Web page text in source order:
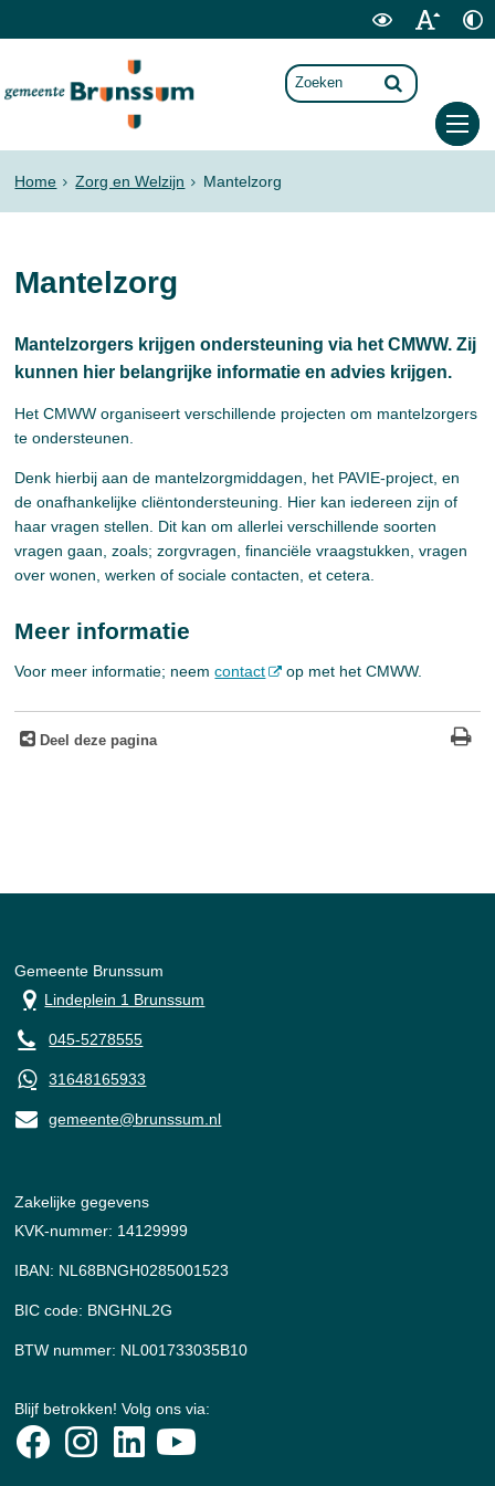
Home Zorg en Welzijn Mantelzorg
Mantelzorg
Mantelzorgers krijgen ondersteuning via het CMWW. Zij
kunnen hier belangrijke informatie en advies krijgen.
Het CMWW organiseert verschillende projecten om mantelzorgers
te ondersteunen.
Denk hierbij aan de mantelzorgmiddagen, het PAVIE-project, en
de onafhankelijke cliëntondersteuning. Hier kan iedereen zijn of
haar vragen stellen. Dit kan om allerlei verschillende soorten
vragen gaan, zoals; zorgvragen, financiële vraagstukken, vragen
over wonen, werken of sociale contacten, et cetera.
Meer informatie
Voor meer informatie; neemcontact op met het CMWW.
Deel deze pagina
Gemeente Brunssum
Lindeplein 1 Brunssum
045-5278555
31648165933
gemeente@brunssum.nl
Zakelijke gegevens
KVK-nummer: 14129999
IBAN: NL68BNGH0285001523
BIC code: BNGHNL2G
BTW nummer: NL001733035B10
Blijf betrokken! Volg ons via: